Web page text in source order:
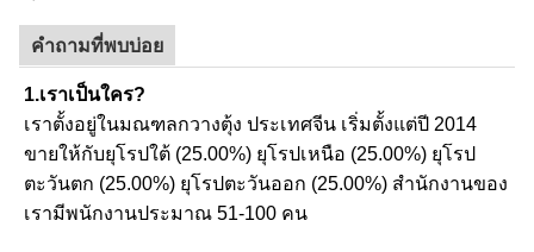
คำถามที่พบบ่อย
1.เราเป็นใคร?
เราตั้งอยู่ในมณฑลกวางตุ้ง ประเทศจีน เริ่มตั้งแต่ปี 2014
ขายให้กับยุโรปใต้ (25.00%) ยุโรปเหนือ (25.00%) ยุโรป
ตะวันตก (25.00%) ยุโรปตะวันออก (25.00%) สำนักงานของ
เรามีพนักงานประมาณ 51-100 คน